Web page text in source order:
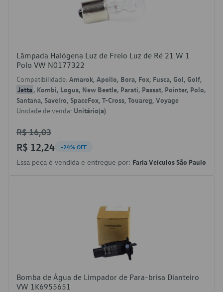
Lâmpada Halógena Luz de Freio Luz de Ré 21 W 1
Polo VW N0177322
Compatibilidade: Amarok, Apollo, Bora, Fox, Fusca, Gol, Golf,
Jetta, Kombi, Logus, New Beetle, Parati, Passat, Pointer, Polo,
Santana, Saveiro, SpaceFox, T-Cross, Touareg, Voyage
Unidade de venda: Unitário(a)
R$ 16,03
R$ 12,24 -24% OFF
Essa peça é vendida e entregue por: Faria Veículos São Paulo
Bomba de Água de Limpador de Para-brisa Dianteiro
VW 1K6955651